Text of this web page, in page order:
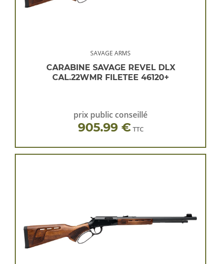
SAVAGE ARMS
CARABINE SAVAGE REVEL DLX
CAL.22WMR FILETEE 46120+
prix public conseillé
905.99 € TTC